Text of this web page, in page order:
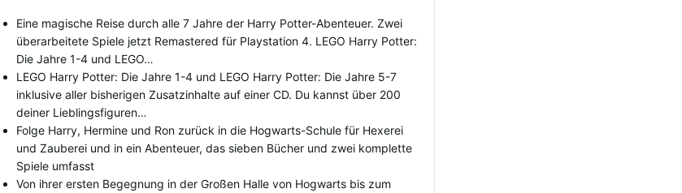
Eine magische Reise durch alle 7 Jahre der Harry Potter-Abenteuer. Zwei
überarbeitete Spiele jetzt Remastered für Playstation 4. LEGO Harry Potter:
Die Jahre 1-4 und LEGO…
LEGO Harry Potter: Die Jahre 1-4 und LEGO Harry Potter: Die Jahre 5-7
inklusive aller bisherigen Zusatzinhalte auf einer CD. Du kannst über 200
deiner Lieblingsfiguren…
Folge Harry, Hermine und Ron zurück in die Hogwarts-Schule für Hexerei
und Zauberei und in ein Abenteuer, das sieben Bücher und zwei komplette
Spiele umfasst
Von ihrer ersten Begegnung in der Großen Halle von Hogwarts bis zum